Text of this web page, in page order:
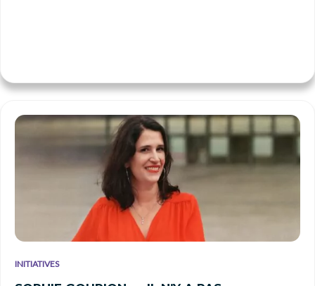
INITIATIVES